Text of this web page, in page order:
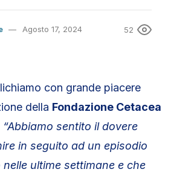
Agosto 17, 2024 52
con grande piacere
della Fondazione Cetacea
“Abbiamo sentito il dovere
in seguito ad un episodio
ultime settimane e che